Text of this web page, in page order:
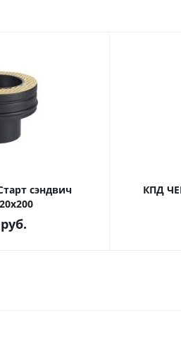
сэндвич
руб.
КПД